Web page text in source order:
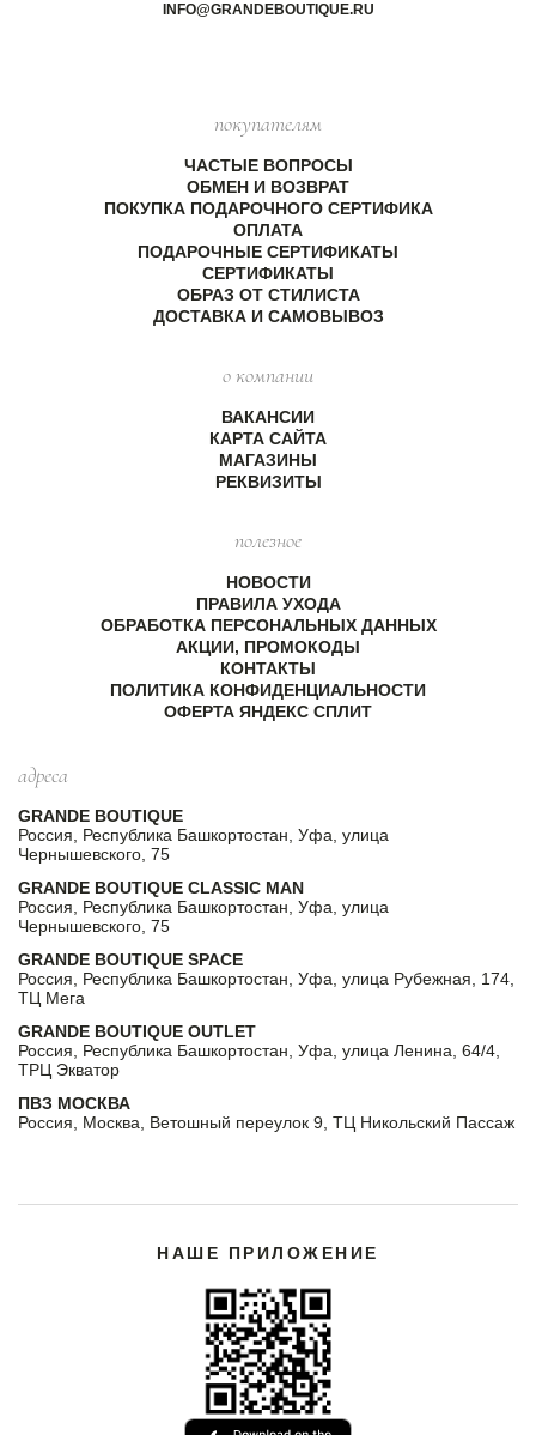
INFO@GRANDEBOUTIQUE.RU
покупателям
ЧАСТЫЕ ВОПРОСЫ
ОБМЕН И ВОЗВРАТ
ПОКУПКА ПОДАРОЧНОГО СЕРТИФИКА
ОПЛАТА
ПОДАРОЧНЫЕ СЕРТИФИКАТЫ
СЕРТИФИКАТЫ
ОБРАЗ ОТ СТИЛИСТА
ДОСТАВКА И САМОВЫВОЗ
о компании
ВАКАНСИИ
КАРТА САЙТА
МАГАЗИНЫ
РЕКВИЗИТЫ
полезное
НОВОСТИ
ПРАВИЛА УХОДА
ОБРАБОТКА ПЕРСОНАЛЬНЫХ ДАННЫХ
АКЦИИ, ПРОМОКОДЫ
КОНТАКТЫ
ПОЛИТИКА КОНФИДЕНЦИАЛЬНОСТИ
ОФЕРТА ЯНДЕКС СПЛИТ
адреса
GRANDE BOUTIQUE
Россия, Республика Башкортостан, Уфа, улица
Чернышевского, 75
GRANDE BOUTIQUE CLASSIC MAN
Россия, Республика Башкортостан, Уфа, улица
Чернышевского, 75
GRANDE BOUTIQUE SPACE
Россия, Республика Башкортостан, Уфа, улица Рубежная, 174,
ТЦ Мега
GRANDE BOUTIQUE OUTLET
Россия, Республика Башкортостан, Уфа, улица Ленина, 64/4,
ТРЦ Экватор
ПВЗ МОСКВА
Россия, Москва, Ветошный переулок 9, ТЦ Никольский Пассаж
НАШЕ ПРИЛОЖЕНИЕ